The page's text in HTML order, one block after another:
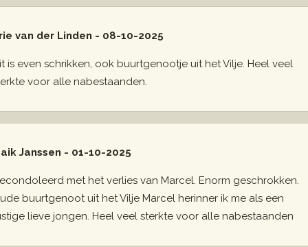
van der Linden - 08-10-2025
is even schrikken, ook buurtgenootje uit het Vilje. Heel veel
voor alle nabestaanden.
Janssen - 01-10-2025
met het verlies van Marcel. Enorm geschrokken.
buurtgenoot uit het Vilje Marcel herinner ik me als een
lieve jongen. Heel veel sterkte voor alle nabestaanden